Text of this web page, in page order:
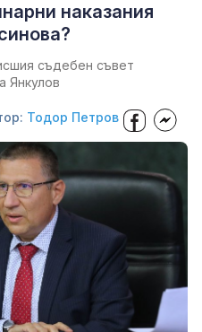
наказания
съдебен съвет
Янкулов
Тодор Петров